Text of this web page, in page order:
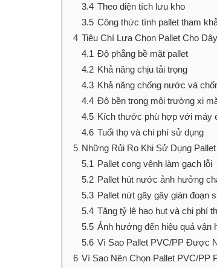
3.4 Theo diện tích lưu kho
3.5 Công thức tính pallet tham
4 Tiêu Chí Lựa Chọn Pallet Cho
4.1 Độ phẳng bề mặt pallet
4.2 Khả năng chịu tải trọng
4.3 Khả năng chống nước và
4.4 Độ bền trong môi trường xi
4.5 Kích thước phù hợp với máy
4.6 Tuổi thọ và chi phí sử dụng
5 Những Rủi Ro Khi Sử Dụng
5.1 Pallet cong vênh làm gạch lỗi
5.2 Pallet hút nước ảnh hưởng
5.3 Pallet nứt gãy gây gián đoạn
5.4 Tăng tỷ lệ hao hụt và chi phí
5.5 Ảnh hưởng đến hiệu quả vận
5.6 Vì Sao Pallet PVC/PP Được
6 Vì Sao Nên Chọn Pallet PVC/PP